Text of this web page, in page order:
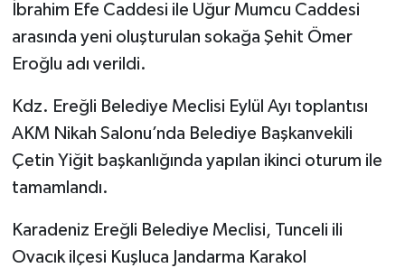
İbrahim Efe Caddesi ile Uğur Mumcu Caddesi
arasında yeni oluşturulan sokağa Şehit Ömer
Eroğlu adı verildi.
Kdz. Ereğli Belediye Meclisi Eylül Ayı toplantısı
AKM Nikah Salonu’nda Belediye Başkanvekili
Çetin Yiğit başkanlığında yapılan ikinci oturum ile
tamamlandı.
Karadeniz Ereğli Belediye Meclisi, Tunceli ili
Ovacık ilçesi Kuşluca Jandarma Karakol